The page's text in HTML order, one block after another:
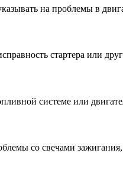
на проблемы в
стартера или
системе или
со свечами